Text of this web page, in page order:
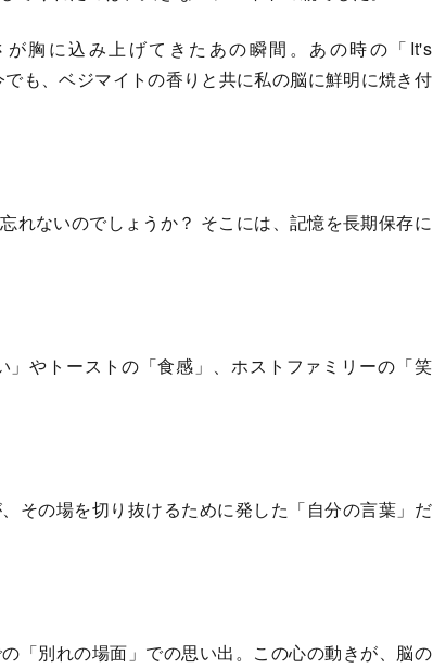
胸に込み上げてきたあの瞬間。あの時の「It's
も、ベジマイトの香りと共に私の脳に鮮明に焼き付
れないのでしょうか？ そこには、記憶を長期保存に
やトーストの「食感」、ホストファミリーの「笑
その場を切り抜けるために発した「自分の言葉」だ
「別れの場面」での思い出。この心の動きが、脳の